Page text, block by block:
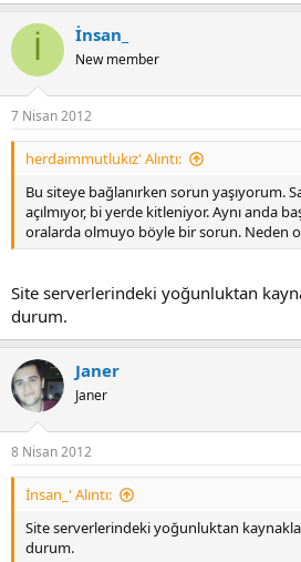
İ İnsan_
New member
7 Nisan 2012
herdaimmutlukız' Alıntı:
Bu siteye bağlanırken sorun yaşıyorum.
açılmıyor, bi yerde kitleniyor. Aynı anda
oralarda olmuyo böyle bir sorun. Neden
Site serverlerindeki yoğunluktan
durum.
Janer
Janer
8 Nisan 2012
İnsan_' Alıntı:
Site serverlerindeki yoğunluktan
durum.